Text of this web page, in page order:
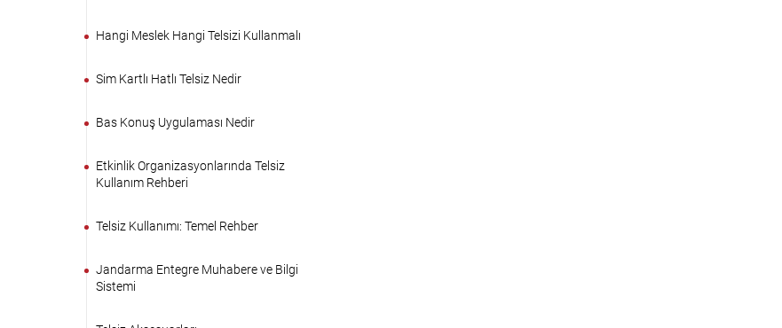
Hangi Meslek Hangi Telsizi Kullanmalı
Sim Kartlı Hatlı Telsiz Nedir
Bas Konuş Uygulaması Nedir
Etkinlik Organizasyonlarında Telsiz
Kullanım Rehberi
Telsiz Kullanımı: Temel Rehber
Jandarma Entegre Muhabere ve Bilgi
Sistemi